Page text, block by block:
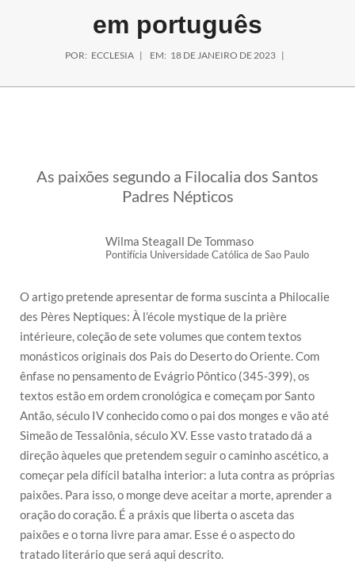
em português
POR: ECCLESIA EM: 18 DE JANEIRO DE 2023
As paixões segundo a Filocalia dos Santos
Padres Népticos
Wilma Steagall De Tommaso
Pontifícia Universidade Católica de Sao Paulo
O artigo pretende apresentar de forma suscinta a Philocalie
des Pères Neptiques: À l’école mystique de la prière
intérieure, coleção de sete volumes que contem textos
monásticos originais dos Pais do Deserto do Oriente. Com
ênfase no pensamento de Evágrio Pôntico (345-399), os
textos estão em ordem cronológica e começam por Santo
Antão, século IV conhecido como o pai dos monges e vão até
Simeão de Tessalônia, século XV. Esse vasto tratado dá a
direção àqueles que pretendem seguir o caminho ascético, a
começar pela difícil batalha interior: a luta contra as próprias
paixões. Para isso, o monge deve aceitar a morte, aprender a
oração do coração. É a práxis que liberta o asceta das
paixões e o torna livre para amar. Esse é o aspecto do
tratado literário que será aqui descrito.